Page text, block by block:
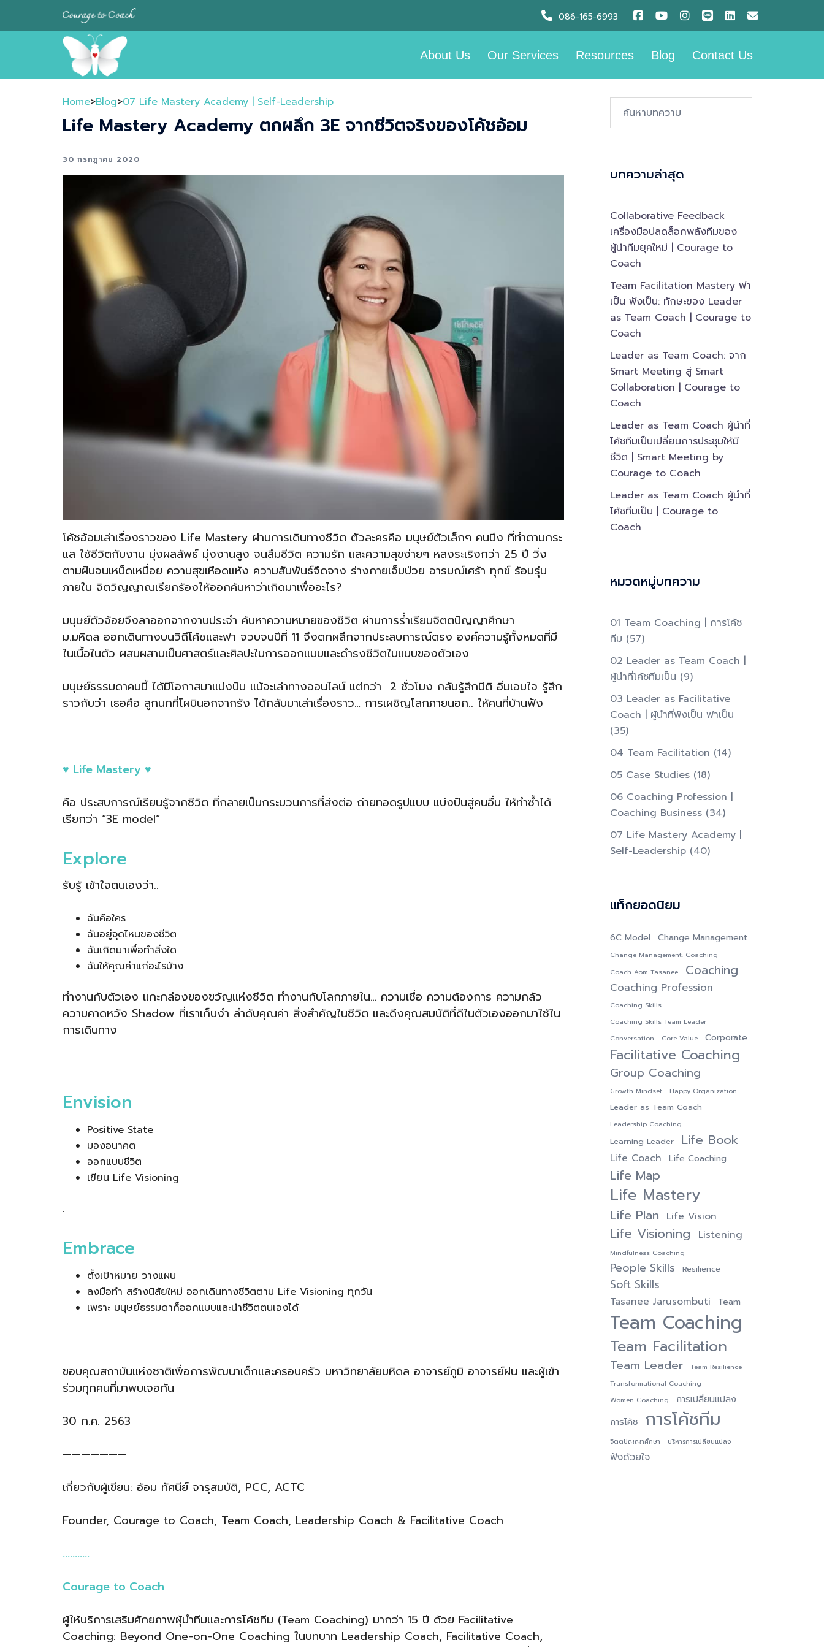
086-165-6993
About Us Our Services Resources Blog Contact Us
Home>Blog>07 Life Mastery Academy | Self-Leadership
Life Mastery Academy ตกผลึก 3E จากชีวิตจริงของโค้ชอ้อม
30 กรกฎาคม 2020
โค้ชอ้อมเล่าเรื่องราวของ Life Mastery ผ่านการเดินทางชีวิต ตัวละครคือ มนุษย์ตัวเล็กๆ คนนึง ที่ทำตามกระ
แส ใช้ชีวิตกับงาน มุ่งผลลัพธ์ มุ่งงานสูง จนลืมชีวิต ความรัก และความสุขง่ายๆ หลงระเริงกว่า 25 ปี วิ่ง
ตามฝันจนเหน็ดเหนื่อย ความสุขเหือดแห้ง ความสัมพันธ์จืดจาง ร่างกายเจ็บป่วย อารมณ์เศร้า ทุกข์ ร้อนรุ่ม
ภายใน จิตวิญญาณเรียกร้องให้ออกค้นหาว่าเกิดมาเพื่ออะไร?
มนุษย์ตัวจ้อยจึงลาออกจากงานประจำ ค้นหาความหมายของชีวิต ผ่านการร่ำเรียนจิตตปัญญาศึกษา
ม.มหิดล ออกเดินทางบนวิถีโค้ชและฟา จวบจนปีที่ 11 จึงตกผลึกจากประสบการณ์ตรง องค์ความรู้ทั้งหมดที่มี
ในเนื้อในตัว ผสมผสานเป็นศาสตร์และศิลปะในการออกแบบและดำรงชีวิตในแบบของตัวเอง
มนุษย์ธรรมดาคนนี้ ได้มีโอกาสมาแบ่งปัน แม้จะเล่าทางออนไลน์ แต่ทว่า 2 ชั่วโมง กลับรู้สึกปิติ อิ่มเอมใจ รู้สึก
ราวกับว่า เธอคือ ลูกนกที่โผบินอกจากรัง ได้กลับมาเล่าเรื่องราว… การเผชิญโลกภายนอก.. ให้คนที่บ้านฟัง
♥️ Life Mastery ♥️
คือ ประสบการณ์เรียนรู้จากชีวิต ที่กลายเป็นกระบวนการที่ส่งต่อ ถ่ายทอดรูปแบบ แบ่งปันสู่คนอื่น ให้ทำซ้ำได้
เรียกว่า “3E model”
Explore
รับรู้ เข้าใจตนเองว่า..
ฉันคือใคร
ฉันอยู่จุดไหนของชีวิต
ฉันเกิดมาเพื่อทำสิ่งใด
ฉันให้คุณค่าแก่อะไรบ้าง
ทำงานกับตัวเอง แกะกล่องของขวัญแห่งชีวิต ทำงานกับโลกภายใน… ความเชื่อ ความต้องการ ความกลัว
ความคาดหวัง Shadow ที่เราเก็บงำ ลำดับคุณค่า สิ่งสำคัญในชีวิต และดึงคุณสมบัติที่ดีในตัวเองออกมาใช้ใน
การเดินทาง
Envision
Positive State
มองอนาคต
ออกแบบชีวิต
เขียน Life Visioning
.
Embrace
ตั้งเป้าหมาย วางแผน
ลงมือทำ สร้างนิสัยใหม่ ออกเดินทางชีวิตตาม Life Visioning ทุกวัน
เพราะ มนุษย์ธรรมดาก็ออกแบบและนำชีวิตตนเองได้
ขอบคุณสถาบันแห่งชาติเพื่อการพัฒนาเด็กและครอบครัว มหาวิทยาลัยมหิดล อาจารย์ภูมิ อาจารย์ฝน และผู้เข้า
ร่วมทุกคนที่มาพบเจอกัน
30 ก.ค. 2563
———————
เกี่ยวกับผู้เขียน: อ้อม ทัศนีย์ จารุสมบัติ, PCC, ACTC
Founder, Courage to Coach, Team Coach, Leadership Coach & Facilitative Coach
………..
Courage to Coach
ผู้ให้บริการเสริมศักยภาพผุ้นำทีมและการโค้ชทีม (Team Coaching) มากว่า 15 ปี ด้วย Facilitative
Coaching: Beyond One-on-One Coaching ในบทบาท Leadership Coach, Facilitative Coach,
Search…
บทความล่าสุด
Collaborative Feedback
เครื่องมือปลดล็อกพลังทีมของ
ผู้นำทีมยุคใหม่ | Courage to
Coach
Team Facilitation Mastery ฟา
เป็น ฟังเป็น: ทักษะของ Leader
as Team Coach | Courage to
Coach
Leader as Team Coach: จาก
Smart Meeting สู่ Smart
Collaboration | Courage to
Coach
Leader as Team Coach ผู้นำที่
โค้ชทีมเป็นเปลี่ยนการประชุมให้มี
ชีวิต | Smart Meeting by
Courage to Coach
Leader as Team Coach ผู้นำที่
โค้ชทีมเป็น | Courage to
Coach
หมวดหมู่บทความ
01 Team Coaching | การโค้ช
ทีม (57)
02 Leader as Team Coach |
ผู้นำที่โค้ชทีมเป็น​ (9)
03 Leader as Facilitative
Coach | ผู้นำที่ฟังเป็น ฟาเป็น​
(35)
04 Team Facilitation (14)
05 Case Studies(18)
06 Coaching Profession |
Coaching Business(34)
07 Life Mastery Academy |
Self-Leadership(40)
แท็กยอดนิยม
6C Model Change Management
Change Management. Coaching
Coach Aom Tasanee
Coaching
Coaching Profession
Coaching Skills
Coaching Skills Team Leader
Conversation
Core Value Corporate
Facilitative Coaching
Group Coaching
Growth Mindset Happy Organization
Leader as Team Coach
Leadership Coaching
Learning Leader Life Book
Life Coach Life Coaching
Life Map
Life Mastery
Life Plan Life Vision
Life Visioning Listening
Mindfulness Coaching
People Skills Resilience
Soft Skills
Tasanee Jarusombuti Team
Team Coaching
Team Facilitation
Team Leader
Team Resilience
Transformational Coaching
Women Coaching
การเปลี่ยนแปลง
การโค้ช
การโค้ชทีม
จิตตปัญญาศึกษา บริหารการเปลี่ยนแปลง
ฟังด้วยใจ